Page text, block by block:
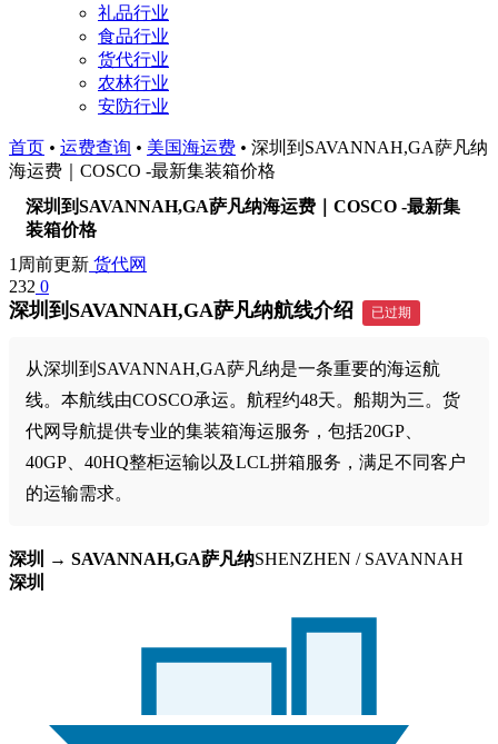
礼品行业
食品行业
货代行业
农林行业
安防行业
首页 • 运费查询 • 美国海运费 • 深圳到SAVANNAH,GA萨凡纳
海运费｜COSCO -最新集装箱价格
深圳到SAVANNAH,GA萨凡纳海运费｜COSCO -最新集
装箱价格
1周前更新 货代网
232 0
深圳到SAVANNAH,GA萨凡纳航线介绍 已过期
从深圳到SAVANNAH,GA萨凡纳是一条重要的海运航
线。本航线由COSCO承运。航程约48天。船期为三。货
代网导航提供专业的集装箱海运服务，包括20GP、
40GP、40HQ整柜运输以及LCL拼箱服务，满足不同客户
的运输需求。
深圳 → SAVANNAH,GA萨凡纳SHENZHEN / SAVANNAH
深圳